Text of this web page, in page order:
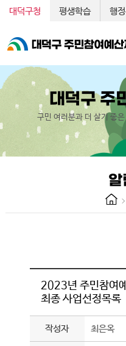
대덕구청 평생학습 행
대덕구 주
구민 여러분과 더 살기 좋
알
2023년 주민참여
최종 사업선정목록
작성자 최은옥